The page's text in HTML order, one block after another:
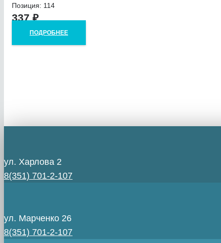
Позиция: 114
337₽
ПОДРОБНЕЕ
ул. Харлова 2
8(351) 701-2-107
ул. Марченко 26
8(351) 701-2-107